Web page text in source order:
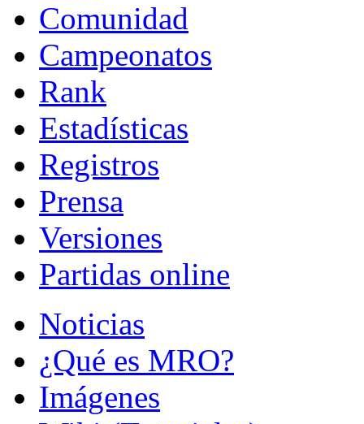
Comunidad
Campeonatos
Rank
Estadísticas
Registros
Prensa
Versiones
Partidas online
Noticias
¿Qué es MRO?
Imágenes